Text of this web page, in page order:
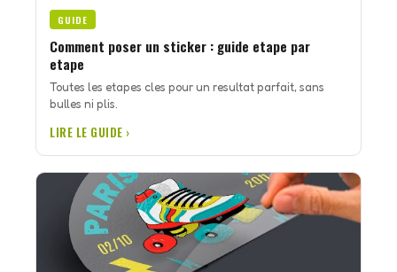
GUIDE
Comment poser un sticker : guide etape par
etape
Toutes les etapes cles pour un resultat parfait, sans
bulles ni plis.
LIRE LE GUIDE ›